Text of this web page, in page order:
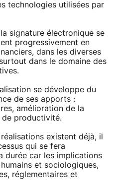
technologies utilisées par
signature électronique se
progressivement en
dans les diverses
dans le domaine des
se développe du
de ses apports :
amélioration de la
de productivité.
existent déjà, il
qui se fera
durée car les implications
et sociologiques,
réglementaires et